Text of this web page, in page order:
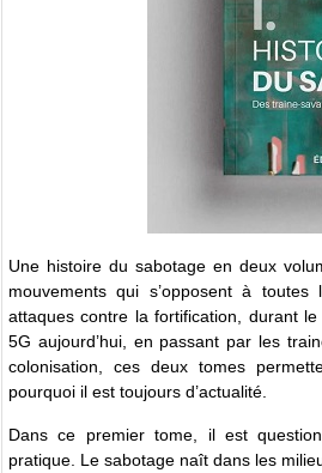
Une histoire du sabotage en deux
mouvements qui s’opposent à toutes
attaques contre la fortification, durant
5G aujourd’hui, en passant par les
colonisation, ces deux tomes
pourquoi il est toujours d’actualité.
Dans ce premier tome, il est
pratique. Le sabotage naît dans les